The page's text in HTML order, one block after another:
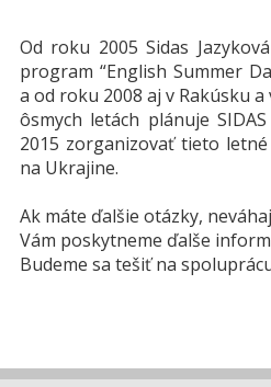
Od roku 2005 Sidas
program “English Summer
a od roku 2008 aj v Rakúsku a
ôsmych letách plánuje
2015 zorganizovať tieto
na Ukrajine.
Ak máte ďalšie otázky,
Vám poskytneme ďalše
Budeme sa tešiť na